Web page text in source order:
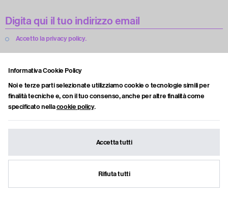
Informativa Cookie Policy
Noi e terze parti selezionate utilizziamo cookie o tecnologie simili per
finalità tecniche e, con il tuo consenso, anche per altre finalità come
specificato nellacookie policy.
Accetta tutti
Rifiuta tutti
Accetto la privacy policy.
Cottura Creativa è una Art Media Factory e piattaforma culturale che
Attraverso video, interviste, progetti culturali e open call, la piattaforma
esplora nuove modalità di produzione e diffusione dell’arte
contemporanea.
Cottura Creativa è una Società Benefit.
Creative Network